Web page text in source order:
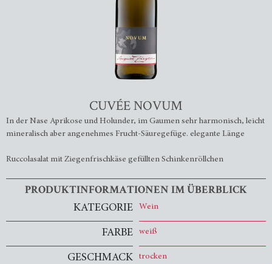
CUVÉE NOVUM
In der Nase Aprikose und Holunder, im Gaumen sehr harmonisch, leicht
mineralisch aber angenehmes Frucht-Säuregefüge. elegante Länge
Ruccolasalat mit Ziegenfrischkäse gefüllten Schinkenröllchen
PRODUKTINFORMATIONEN IM ÜBERBLICK
KATEGORIE
Wein
FARBE weiß
GESCHMACK trocken